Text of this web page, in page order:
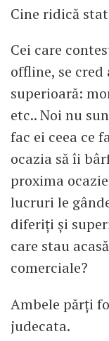
Cine ridică
Cei care
offline, se
superioară:
etc.. Noi nu
fac ei ceea ce
ocazia să îi
proxima
lucruri le
diferiți și
care stau
comerciale?
Ambele părți
judecata.